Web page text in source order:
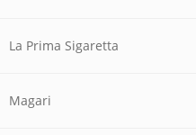
La Prima Sigaretta
Magari